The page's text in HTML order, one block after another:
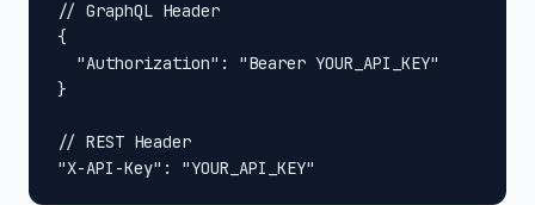
// GraphQL Header
{
  "Authorization": "Bearer YOUR_API_KEY"
}
// REST Header
"X-API-Key": "YOUR_API_KEY"